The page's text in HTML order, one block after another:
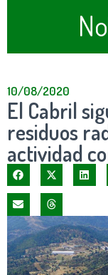
10/08/2020
El Cabril
residuos
actividad